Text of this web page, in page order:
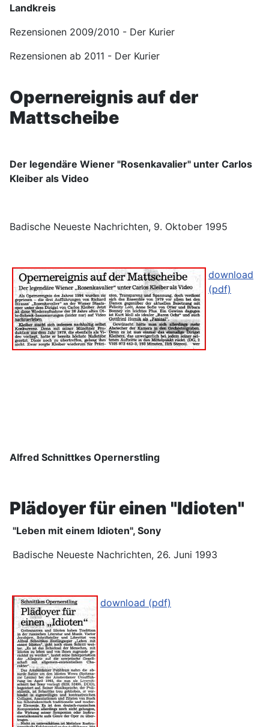
Landkreis
Rezensionen 2009/2010 - Der Kurier
Rezensionen ab 2011 - Der Kurier
Opernereignis auf der
Mattscheibe
Der legendäre Wiener "Rosenkavalier" unter Carlos
Kleiber als Video
Badische Neueste Nachrichten, 9. Oktober 1995
download
(pdf)
Alfred Schnittkes Opernerstling
Plädoyer für einen "Idioten"
"Leben mit einem Idioten", Sony
Badische Neueste Nachrichten, 26. Juni 1993
download (pdf)